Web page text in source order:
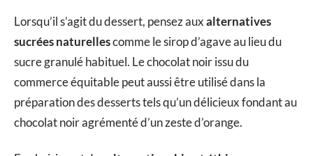
Lorsqu’il s’agit du dessert, pensez auxalternatives
sucrées naturellescomme le sirop d’agave au lieu du
sucre granulé habituel. Le chocolat noir issu du
commerce équitable peut aussi être utilisé dans la
préparation des desserts tels qu’un délicieux fondant au
chocolat noir agrémenté d’un zeste d’orange.